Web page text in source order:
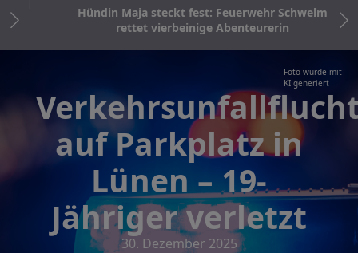
Hündin Maja steckt fest: Feuerwehr Schwelm
rettet vierbeinige Abenteurerin
Foto wurde mit
KI generiert
auf Parkplatz in
Lünen – 19-
Jähriger verletzt
30. Dezember 2025